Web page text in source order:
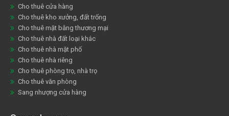
Cho thuê cửa hàng
Cho thuê kho xưởng, đất trống
Cho thuê mặt bằng thương mại
Cho thuê nhà đất loại khác
Cho thuê nhà mặt phố
Cho thuê nhà riêng
Cho thuê phòng trọ, nhà trọ
Cho thuê văn phòng
Sang nhượng cửa hàng